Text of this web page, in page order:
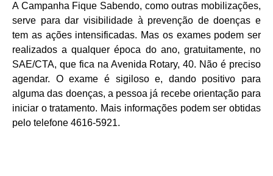
A Campanha Fique Sabendo, como outras mobilizações,
serve para dar visibilidade à prevenção de doenças e
tem as ações intensificadas. Mas os exames podem ser
realizados a qualquer época do ano, gratuitamente, no
SAE/CTA, que fica na Avenida Rotary, 40. Não é preciso
agendar. O exame é sigiloso e, dando positivo para
alguma das doenças, a pessoa já recebe orientação para
iniciar o tratamento. Mais informações podem ser obtidas
pelo telefone 4616-5921.